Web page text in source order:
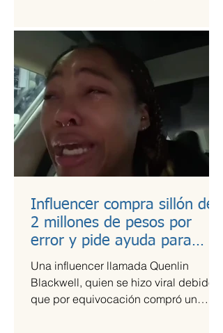
Influencer compra sillón de
2 millones de pesos por
error y pide ayuda para
pagarlo
Una influencer llamada Quenlin
Blackwell, quien se hizo viral debido a
que por equivocación compró un